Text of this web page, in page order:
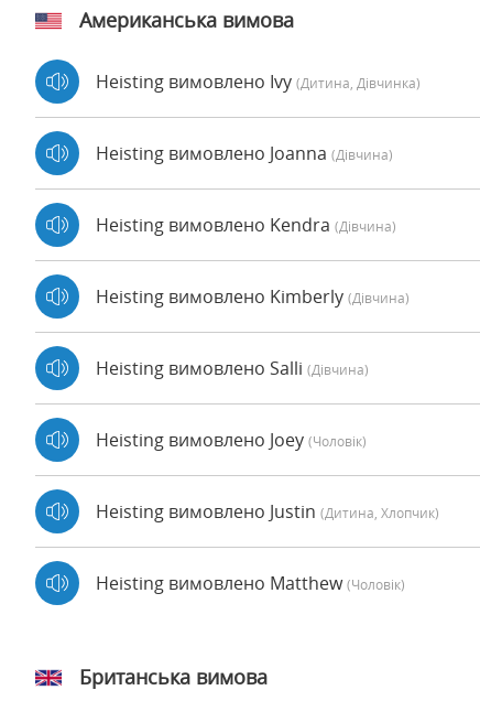
Американська вимова
Heisting вимовлено Ivy (дитина, Дівчинка)
Heisting вимовлено Joanna (дівчина)
Heisting вимовлено Kendra (дівчина)
Heisting вимовлено Kimberly (дівчина)
Heisting вимовлено Salli (дівчина)
Heisting вимовлено Joey (чоловік)
Heisting вимовлено Justin (дитина, Хлопчик)
Heisting вимовлено Matthew(чоловік)
Британська вимова